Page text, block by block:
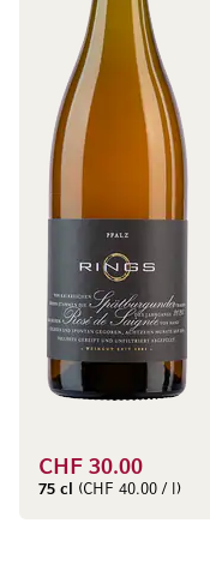
CHF 30.00
75 cl (CHF 40.00 / l)